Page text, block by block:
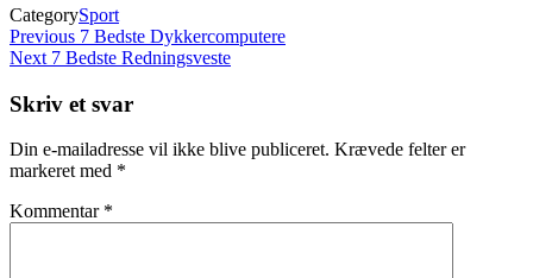
CategorySport
Indlægsnavigation
Previous
Post
Previous 7 Bedste Dykkercomputere
Next
Next 7 Bedste Redningsveste
Skriv et svar
Din e-mailadresse vil ikke blive publiceret. Krævede felter er
markeret med *
Kommentar *